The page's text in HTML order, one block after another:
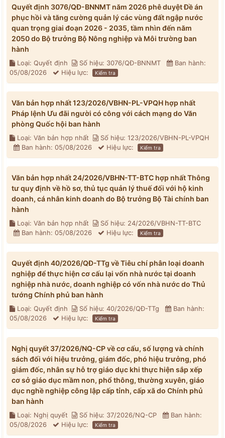
Quyết định 3076/QĐ-BNNMT năm 2026 phê duyệt Đề án
phục hồi và tăng cường quản lý các vùng đất ngập nước
quan trọng giai đoạn 2026 - 2035, tầm nhìn đến năm
2050 do Bộ trưởng Bộ Nông nghiệp và Môi trường ban
hành
Loại: Quyết định Số hiệu: 3076/QĐ-BNNMT
Ban hành:
05/08/2026
Hiệu lực: Kiểm tra
Văn bản hợp nhất 123/2026/VBHN-PL-VPQH hợp nhất
Pháp lệnh Ưu đãi người có công với cách mạng do Văn
phòng Quốc hội ban hành
Loại: Văn bản hợp nhất
Số hiệu: 123/2026/VBHN-PL-VPQH
Ban hành: 05/08/2026
Hiệu lực: Kiểm tra
Văn bản hợp nhất 24/2026/VBHN-TT-BTC hợp nhất Thông
tư quy định về hồ sơ, thủ tục quản lý thuế đối với hộ kinh
doanh, cá nhân kinh doanh do Bộ trưởng Bộ Tài chính ban
hành
Loại: Văn bản hợp nhất
Số hiệu: 24/2026/VBHN-TT-BTC
Ban hành: 05/08/2026
Hiệu lực: Kiểm tra
Quyết định 40/2026/QĐ-TTg về Tiêu chí phân loại doanh
nghiệp để thực hiện cơ cấu lại vốn nhà nước tại doanh
nghiệp nhà nước, doanh nghiệp có vốn nhà nước do Thủ
tướng Chính phủ ban hành
Loại: Quyết định Số hiệu: 40/2026/QĐ-TTg
Ban hành:
05/08/2026
Hiệu lực: Kiểm tra
Nghị quyết 37/2026/NQ-CP về cơ cấu, số lượng và chính
sách đối với hiệu trưởng, giám đốc, phó hiệu trưởng, phó
giám đốc, nhân sự hỗ trợ giáo dục khi thực hiện sắp xếp
cơ sở giáo dục mầm non, phổ thông, thường xuyên, giáo
dục nghề nghiệp công lập cấp tỉnh, cấp xã do Chính phủ
ban hành
Loại: Nghị quyết Số hiệu: 37/2026/NQ-CP
Ban hành:
05/08/2026
Hiệu lực: Kiểm tra